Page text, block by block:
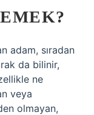
adam, sıradan
da bilinir,
ne
veya
olmayan,